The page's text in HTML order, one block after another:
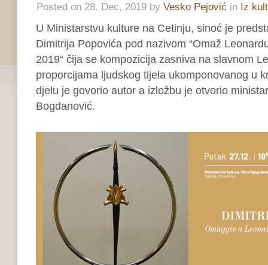
Posted on 28. Dec, 2019 by Vesko Pejović in Iz
U Ministarstvu kulture na Cetinju, sinoć je
Dimitrija Popovića pod nazivom “Omaž
2019“ čija se kompozicija zasniva na slavnom
proporcijama ljudskog tijela ukomponovanog u
djelu je govorio autor a izložbu je otvorio
Bogdanović.